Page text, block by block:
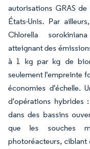
autorisations GRAS
États-Unis. Par
Chlorella
atteignant des
à 1 kg par kg de
seulement l'empreinte
économies d'échelle.
d'opérations hybrides
dans des bassins
que les souches
photoréacteurs, ciblant